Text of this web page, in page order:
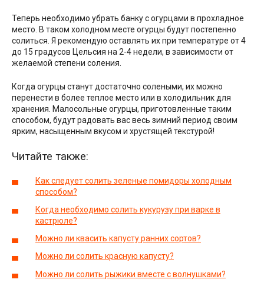
Теперь необходимо убрать банку с огурцами в прохладное
место. В таком холодном месте огурцы будут постепенно
солиться. Я рекомендую оставлять их при температуре от 4
до 15 градусов Цельсия на 2-4 недели, в зависимости от
желаемой степени соления.
Когда огурцы станут достаточно солеными, их можно
перенести в более теплое место или в холодильник для
хранения. Малосольные огурцы, приготовленные таким
способом, будут радовать вас весь зимний период своим
ярким, насыщенным вкусом и хрустящей текстурой!
Читайте также:
Как следует солить зеленые помидоры холодным
способом?
Когда необходимо солить кукурузу при варке в
кастрюле?
Можно ли квасить капусту ранних сортов?
Можно ли солить красную капусту?
Можно ли солить рыжики вместе с волнушками?